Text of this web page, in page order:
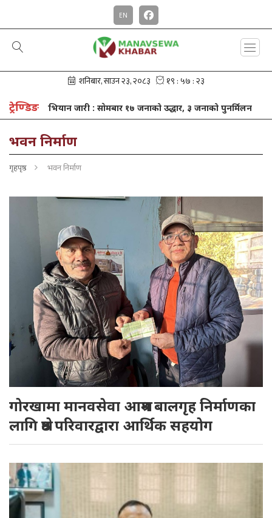
EN
ट्रेण्डिङ१७ जनाको उद्धार, ३ जनाको पुनर्मिलन खाजा खर्च बचाएर गण्डकी
भवन निर्माण
गृहपृष्ठ भवन निर्माण
गोरखामा मानवसेवा आश्रम बालगृह निर्माणका
लागि श्रेष्ठ परिवारद्वारा आर्थिक सहयाेग